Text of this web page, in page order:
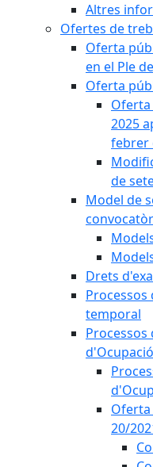
Altres
Ofertes de
Oferta
en el Ple
Oferta
2025
febrer
de
Model de
Drets
Processos
temporal
Processos
d'Ocupació
Oferta
20/